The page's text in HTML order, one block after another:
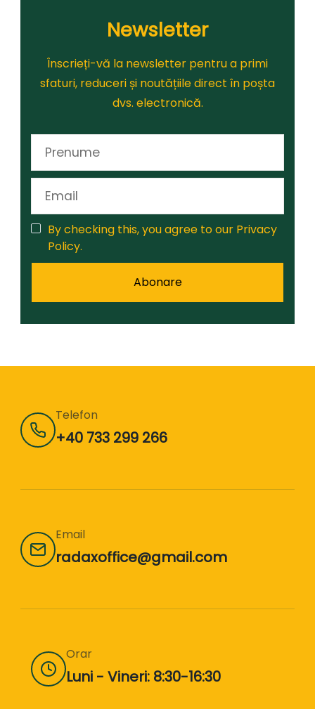
Newsletter
Înscrieți-vă la newsletter pentru a primi
sfaturi, reduceri și noutățiile direct în poșta
dvs. electronică.
By checking this, you agree to our Privacy
Policy.
Telefon
+40 733 299 266
Email
radaxoffice@gmail.com
Orar
Luni - Vineri: 8:30-16:30